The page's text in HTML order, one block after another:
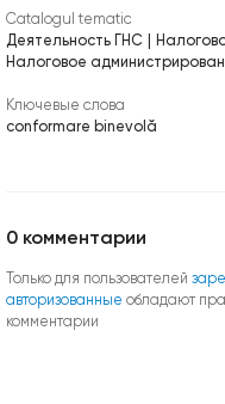
Catalogul tematic
Деятельность ГНС
Налоговое
Ключевые слова
conformare binevolă
0 комментарии
Только для пользователей
авторизованные обладают
комментарии